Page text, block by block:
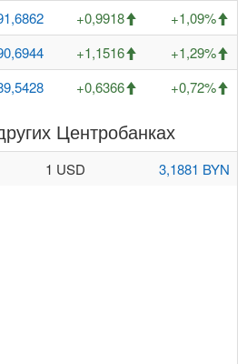
+0,9918
+1,09%
+1,1516
+1,29%
+0,6366 +0,72%
Центробанках
1 USD 3,1881 BYN